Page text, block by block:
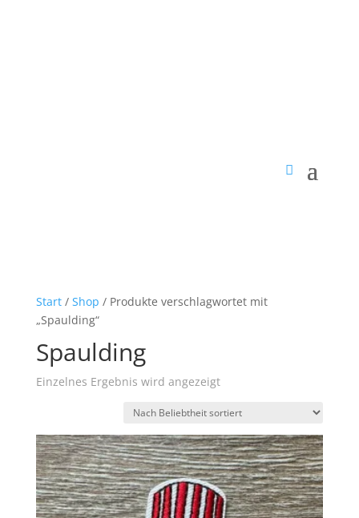
Start/ Shop / Produkte verschlagwortet mit
„Spaulding“
Spaulding
Einzelnes Ergebnis wird angezeigt